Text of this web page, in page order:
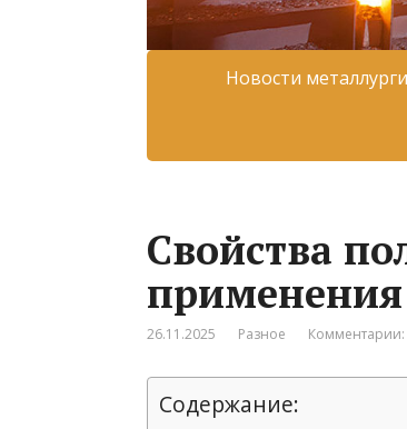
Новости
Свойства
применения
26.11.2025 Разное Комментарии:
Содержание: